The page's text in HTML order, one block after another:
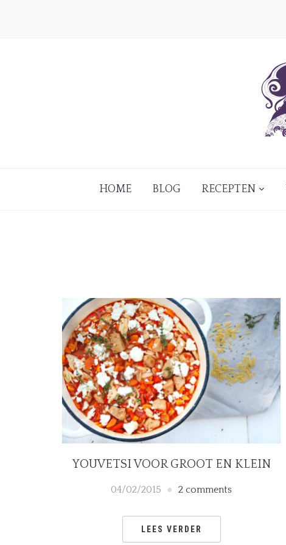
HOME BLOG RECEPTEN
YOUVETSI VOOR GROOT EN KLEIN
04/02/2015 2 comments
LEES VERDER